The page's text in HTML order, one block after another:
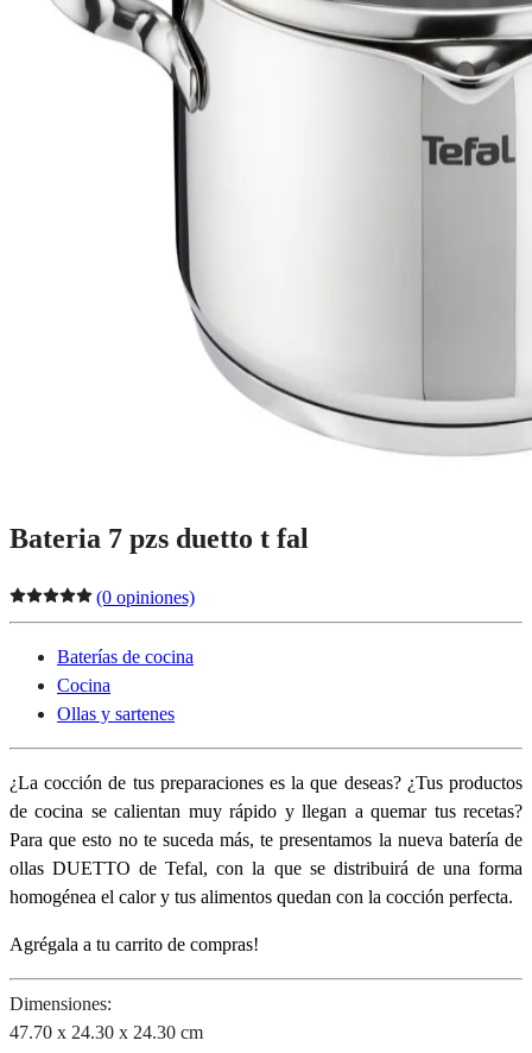
Bateria 7 pzs duetto t fal
(0 opiniones)
Baterías de cocina
Cocina
Ollas y sartenes
¿La cocción de tus preparaciones es la que deseas? ¿Tus productos
de cocina se calientan muy rápido y llegan a quemar tus recetas?
Para que esto no te suceda más, te presentamos la nueva batería de
ollas DUETTO de Tefal, con la que se distribuirá de una forma
homogénea el calor y tus alimentos quedan con la cocción perfecta.
Agrégala a tu carrito de compras!
Dimensiones:
47.70 x 24.30 x 24.30 cm